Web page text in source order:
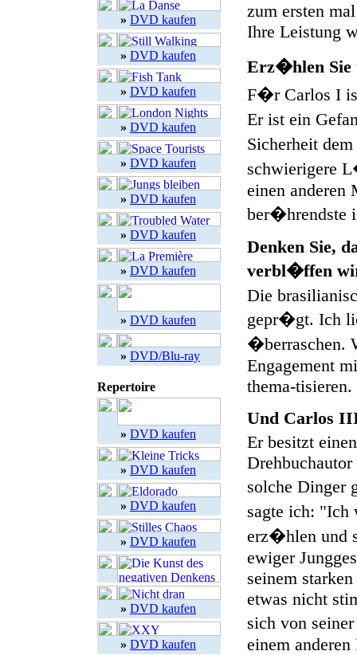
» DVD kaufen
» DVD kaufen
» DVD kaufen
» DVD kaufen
» DVD kaufen
» DVD kaufen
» DVD kaufen
» DVD kaufen
» DVD kaufen
» DVD/Blu-ray
Repertoire
» DVD kaufen
» DVD kaufen
» DVD kaufen
» DVD kaufen
» DVD kaufen
» DVD kaufen
zum ersten
Ihre Leistung
Erz�hlen Sie
F�r Carlos I
Er ist ein
Sicherheit
schwierigere
einen anderen
ber�hrendste
Denken Sie,
verbl�ffen
Die
gepr�gt. Ich
�berraschen.
Engagement
thema-tisieren.
Und Carlos
Er besitzt
solche Dinger
sagte ich: "Ich
erz�hlen und
ewiger
seinem
etwas nicht
sich von
einem